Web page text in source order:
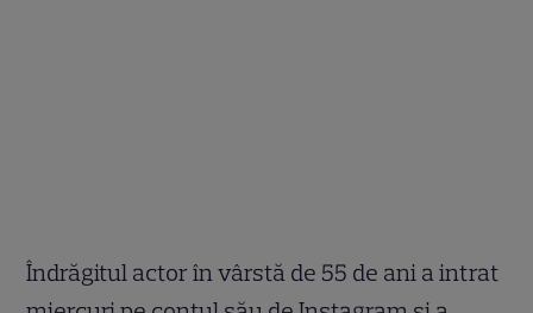
Îndrăgitul actor în vârstă de 55 de ani a intrat